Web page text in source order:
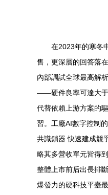
在2023年的寒冬
售，更深層的回答落
內部調試全球最高解
——硬件良率可達大于
代替依賴上游方案的
習。工廠AI數字控制
共識鎖器 快速建成競
略其多營收單元皆得
整體上市前后出長排
爆發力的硬科技平臺